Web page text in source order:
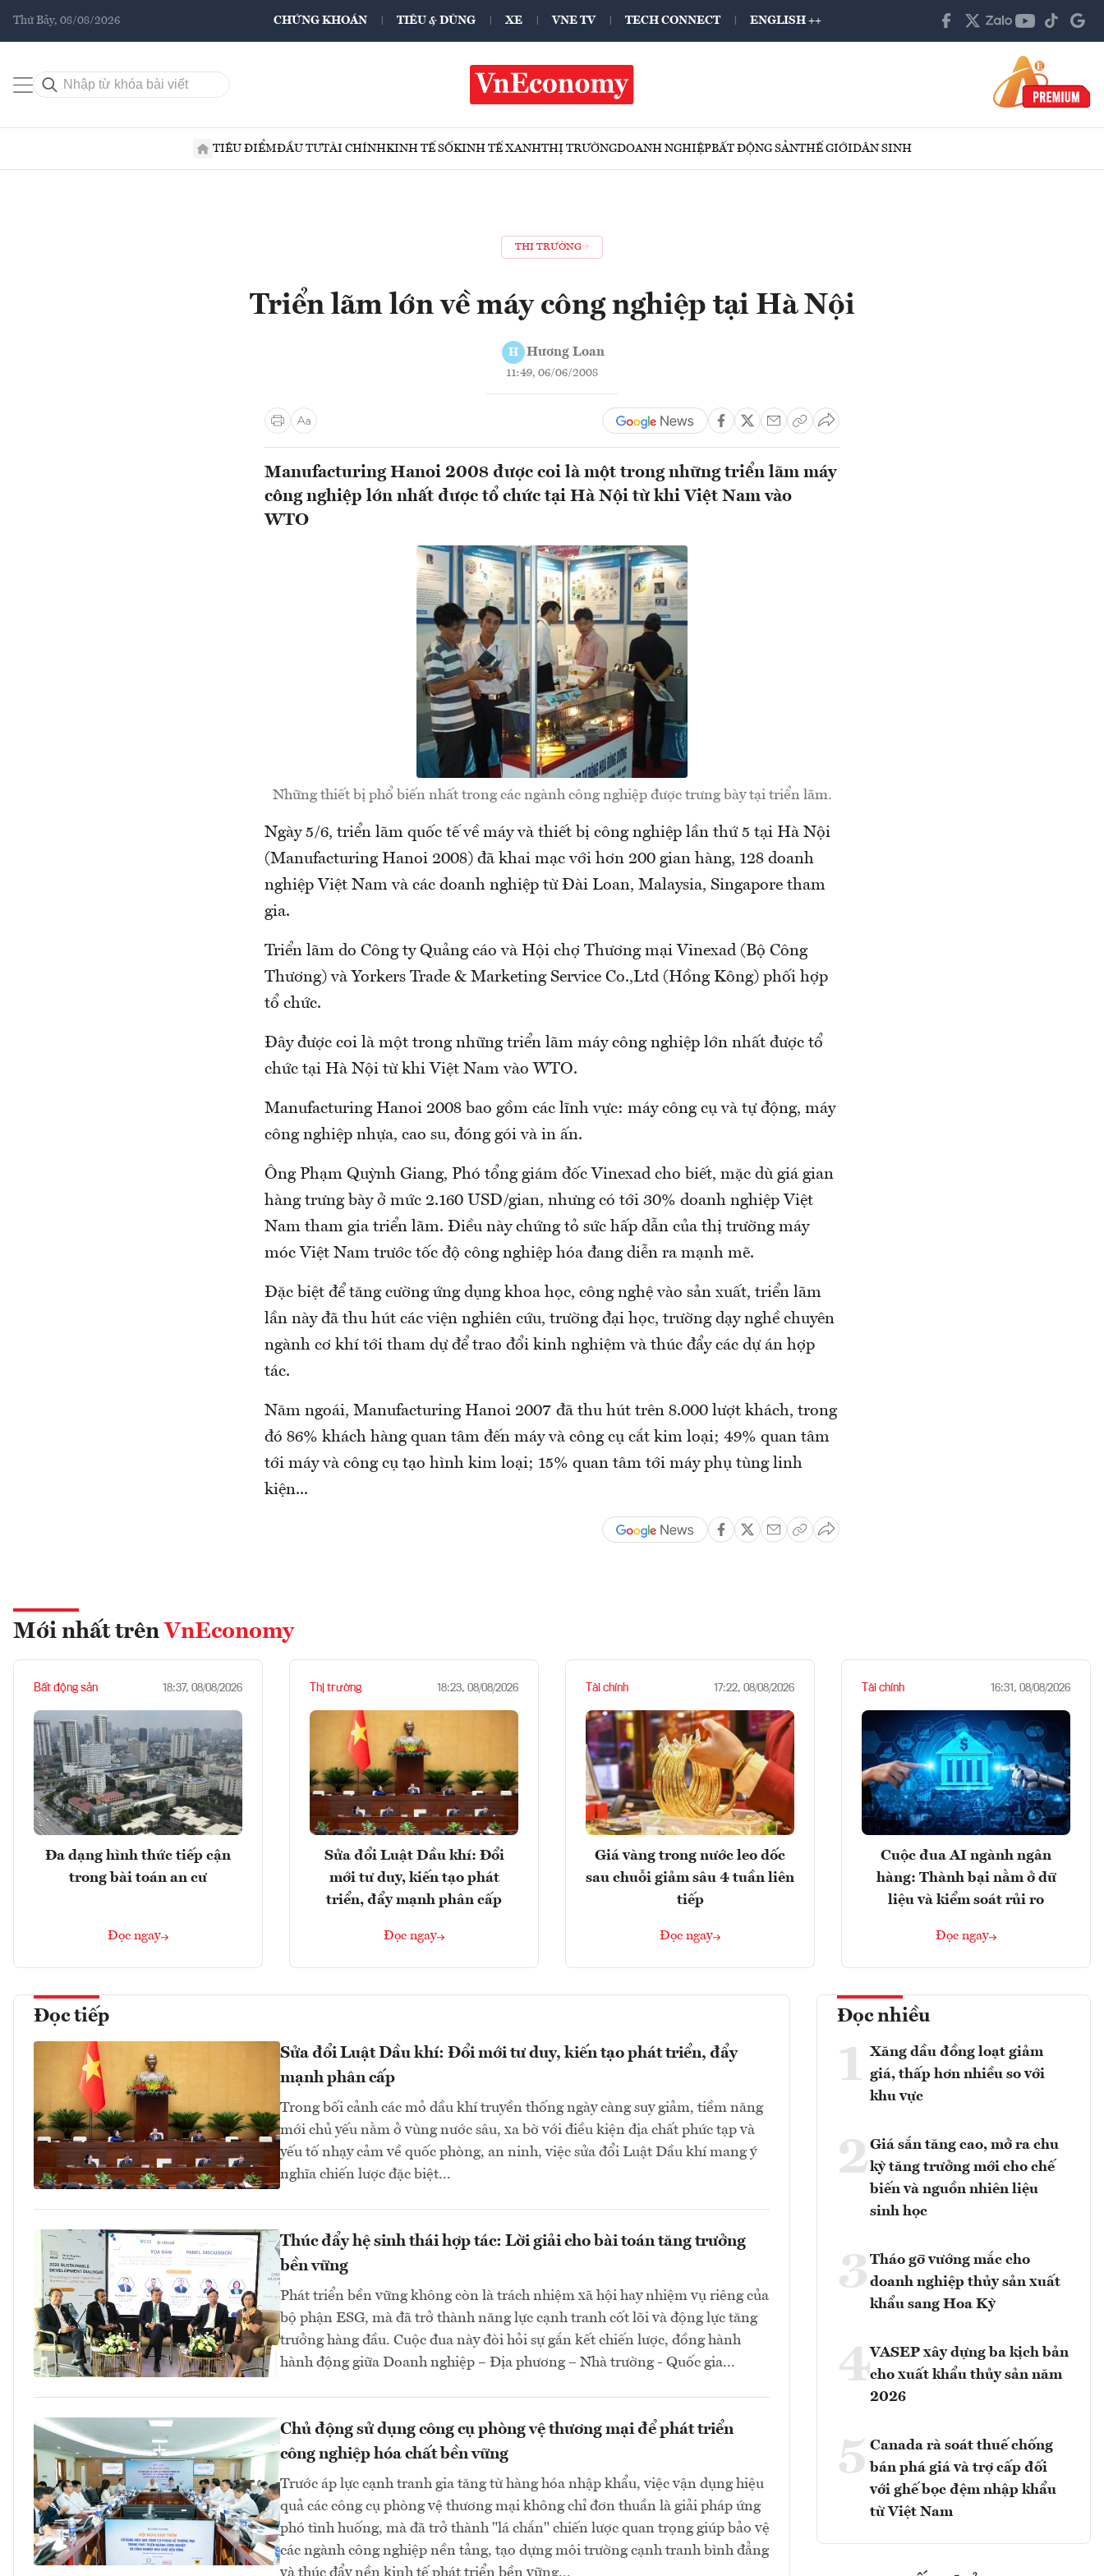
Thứ Bảy, 08/08/2026 CHỨNG KHOÁN TIÊU & DÙNG XE VNE TV TECH CONNECT ENGLISH ++
TIÊU ĐIỂMĐẦU TƯTÀI CHÍNHKINH TẾ SỐKINH TẾ XANHTHỊ TRƯỜNGDOANH NGHIỆPBẤT ĐỘNG SẢNTHẾ GIỚIDÂN SINH
THỊ TRƯỜNG
Triển lãm lớn về máy công nghiệp tại Hà Nội
H Hương Loan
11:49, 06/06/2008
Manufacturing Hanoi 2008 được coi là một trong những triển lãm máy
công nghiệp lớn nhất được tổ chức tại Hà Nội từ khi Việt Nam vào
WTO
Những thiết bị phổ biến nhất trong các ngành công nghiệp được trưng bày tại triển lãm.
Ngày 5/6, triển lãm quốc tế về máy và thiết bị công nghiệp lần thứ 5 tại Hà Nội
(Manufacturing Hanoi 2008) đã khai mạc với hơn 200 gian hàng, 128 doanh
nghiệp Việt Nam và các doanh nghiệp từ Đài Loan, Malaysia, Singapore tham
gia.
Triển lãm do Công ty Quảng cáo và Hội chợ Thương mại Vinexad (Bộ Công
Thương) và Yorkers Trade & Marketing Service Co.,Ltd (Hồng Kông) phối hợp
tổ chức.
Đây được coi là một trong những triển lãm máy công nghiệp lớn nhất được tổ
chức tại Hà Nội từ khi Việt Nam vào WTO.
Manufacturing Hanoi 2008 bao gồm các lĩnh vực: máy công cụ và tự động, máy
công nghiệp nhựa, cao su, đóng gói và in ấn.
Ông Phạm Quỳnh Giang, Phó tổng giám đốc Vinexad cho biết, mặc dù giá gian
hàng trưng bày ở mức 2.160 USD/gian, nhưng có tới 30% doanh nghiệp Việt
Nam tham gia triển lãm. Điều này chứng tỏ sức hấp dẫn của thị trường máy
móc Việt Nam trước tốc độ công nghiệp hóa đang diễn ra mạnh mẽ.
Đặc biệt để tăng cường ứng dụng khoa học, công nghệ vào sản xuất, triển lãm
lần này đã thu hút các viện nghiên cứu, trường đại học, trường dạy nghề chuyên
ngành cơ khí tới tham dự để trao đổi kinh nghiệm và thúc đẩy các dự án hợp
tác.
Năm ngoái, Manufacturing Hanoi 2007 đã thu hút trên 8.000 lượt khách, trong
đó 86% khách hàng quan tâm đến máy và công cụ cắt kim loại; 49% quan tâm
tới máy và công cụ tạo hình kim loại; 15% quan tâm tới máy phụ tùng linh
kiện...
Mới nhất trên VnEconomy
Bất động sản 18:37, 08/08/2026
Đa dạng hình thức tiếp cận
trong bài toán an cư
Đọc ngay
Thị trường 18:23, 08/08/2026
Sửa đổi Luật Dầu khí: Đổi
mới tư duy, kiến tạo phát
triển, đẩy mạnh phân cấp
Đọc ngay
Tài chính 17:22, 08/08/2026
Giá vàng trong nước leo dốc
sau chuỗi giảm sâu 4 tuần liên
tiếp
Đọc ngay
Tài chính 16:31, 08/08/2026
Cuộc đua AI ngành ngân
hàng: Thành bại nằm ở dữ
liệu và kiểm soát rủi ro
Đọc ngay
Đọc tiếp
Sửa đổi Luật Dầu khí: Đổi mới tư duy, kiến tạo phát triển, đẩy
mạnh phân cấp
Trong bối cảnh các mỏ dầu khí truyền thống ngày càng suy giảm, tiềm năng
mới chủ yếu nằm ở vùng nước sâu, xa bờ với điều kiện địa chất phức tạp và
yếu tố nhạy cảm về quốc phòng, an ninh, việc sửa đổi Luật Dầu khí mang ý
nghĩa chiến lược đặc biệt...
Thúc đẩy hệ sinh thái hợp tác: Lời giải cho bài toán tăng trưởng
bền vững
Phát triển bền vững không còn là trách nhiệm xã hội hay nhiệm vụ riêng của
bộ phận ESG, mà đã trở thành năng lực cạnh tranh cốt lõi và động lực tăng
trưởng hàng đầu. Cuộc đua này đòi hỏi sự gắn kết chiến lược, đồng hành
hành động giữa Doanh nghiệp – Địa phương – Nhà trường - Quốc gia...
Chủ động sử dụng công cụ phòng vệ thương mại để phát triển
công nghiệp hóa chất bền vững
Trước áp lực cạnh tranh gia tăng từ hàng hóa nhập khẩu, việc vận dụng hiệu
quả các công cụ phòng vệ thương mại không chỉ đơn thuần là giải pháp ứng
phó tình huống, mà đã trở thành "lá chắn" chiến lược quan trọng giúp bảo vệ
các ngành công nghiệp nền tảng, tạo dựng môi trường cạnh tranh bình đẳng
và thúc đẩy nền kinh tế phát triển bền vững...
Đọc nhiều
1 Xăng dầu đồng loạt giảm
giá, thấp hơn nhiều so với
khu vực
2Giá sắn tăng cao, mở ra chu
kỳ tăng trưởng mới cho chế
biến và nguồn nhiên liệu
sinh học
3 Tháo gỡ vướng mắc cho
doanh nghiệp thủy sản xuất
khẩu sang Hoa Kỳ
4VASEP xây dựng ba kịch bản
cho xuất khẩu thủy sản năm
2026
5 Canada rà soát thuế chống
bán phá giá và trợ cấp đối
với ghế bọc đệm nhập khẩu
từ Việt Nam